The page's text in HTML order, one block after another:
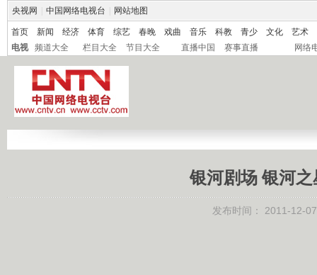
央视网 中国网络电视台 网站地图
首页 新闻 经济 体育 综艺 春晚 戏曲 音乐 科教 青少 文化
艺术
电视
频道大全 栏目大全 节目大全 直播中国 赛事直播 网络
银河剧场 银河之
发布时间： 2011-12-